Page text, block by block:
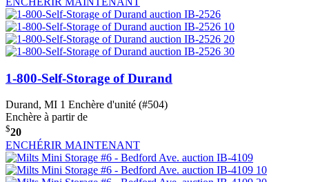
1-800-Self-Storage of Durand
Durand, MI 1 Enchère d'unité (#504)
Enchère à partir de
$20
ENCHÉRIR MAINTENANT